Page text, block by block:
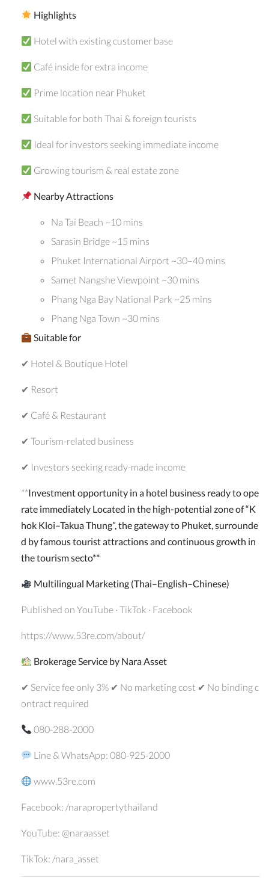
Highlights
Hotel with existing customer base
Café inside for extra income
Prime location near Phuket
Suitable for both Thai & foreign tourists
Ideal for investors seeking immediate income
Growing tourism & real estate zone
Nearby Attractions
Na Tai Beach ~10 mins
Sarasin Bridge ~15 mins
Phuket International Airport ~30–40 mins
Samet Nangshe Viewpoint ~30 mins
Phang Nga Bay National Park ~25 mins
Phang Nga Town ~30 mins
Suitable for
✔ Hotel & Boutique Hotel
✔ Resort
✔ Café & Restaurant
✔ Tourism-related business
✔ Investors seeking ready-made income
**Investment opportunity in a hotel business ready to ope
rate immediately Located in the high-potential zone of “K
hok Kloi–Takua Thung”, the gateway to Phuket, surrounde
d by famous tourist attractions and continuous growth in
the tourism secto**
Multilingual Marketing (Thai–English–Chinese)
Published on YouTube · TikTok · Facebook
https://www.53re.com/about/
Brokerage Service by Nara Asset
✔ Service fee only 3% ✔ No marketing cost ✔ No binding c
ontract required
080-288-2000
Line & WhatsApp: 080-925-2000
www.53re.com
Facebook: /narapropertythailand
YouTube: @naraasset
TikTok: /nara_asset